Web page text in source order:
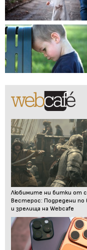
Любимите ни битки от
Вестерос: Подредени по
и зрелища на Webcafe